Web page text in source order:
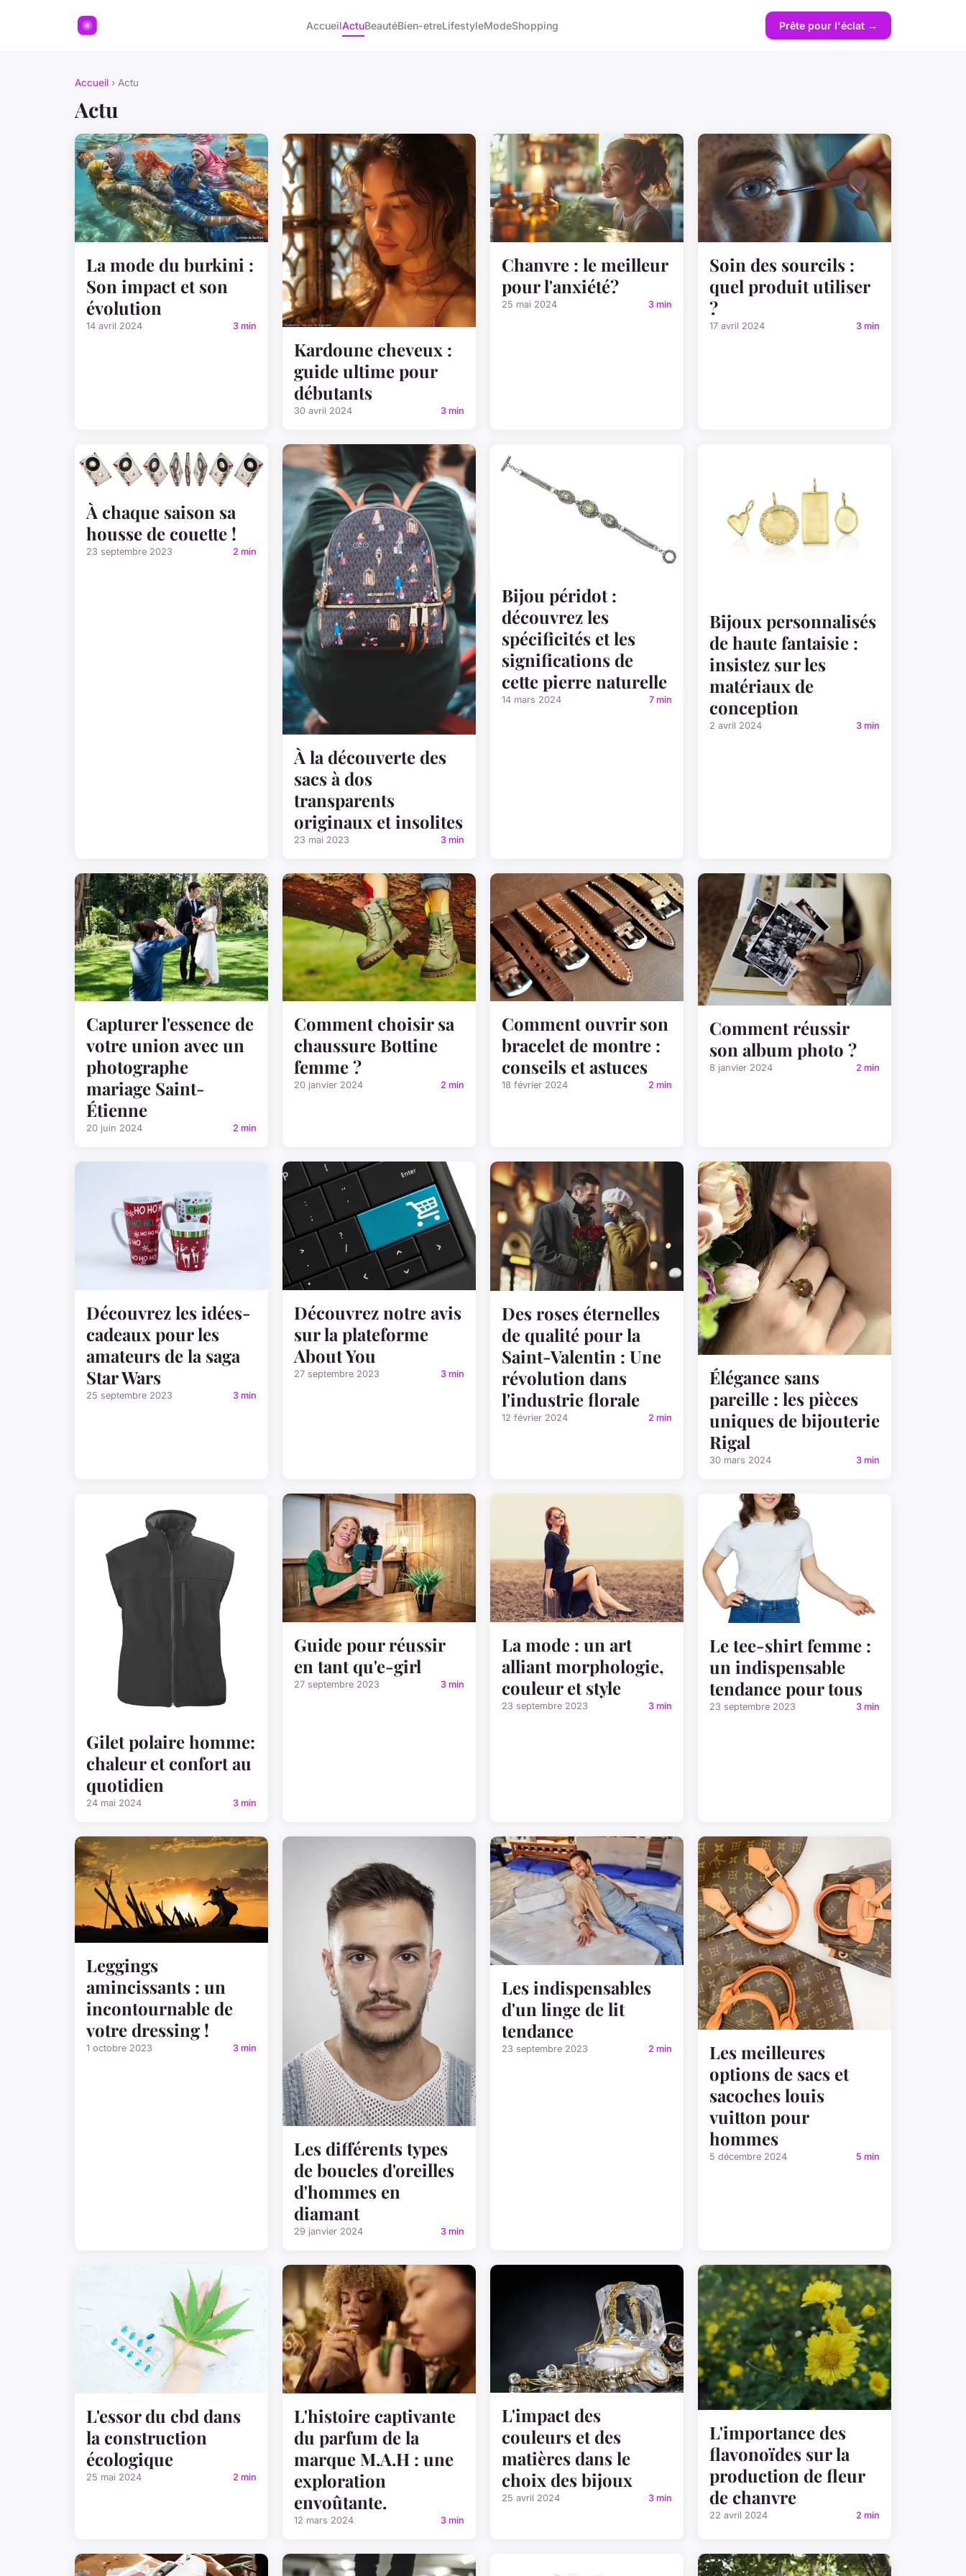
AccueilActuBeautéBien-etreLifestyleModeShopping Prête pour l'éclat →
Accueil › Actu
Actu
La mode du burkini :
Son impact et son
évolution
14 avril 2024 3 min
Kardoune cheveux :
guide ultime pour
débutants
30 avril 2024 3 min
Chanvre : le meilleur
pour l'anxiété?
25 mai 2024 3 min
Soin des sourcils :
quel produit utiliser
?
17 avril 2024 3 min
À chaque saison sa
housse de couette !
23 septembre 2023 2 min
À la découverte des
sacs à dos
transparents
originaux et insolites
23 mai 2023 3 min
Bijou péridot :
découvrez les
spécificités et les
significations de
cette pierre naturelle
14 mars 2024 7 min
Bijoux personnalisés
de haute fantaisie :
insistez sur les
matériaux de
conception
2 avril 2024 3 min
Capturer l'essence de
votre union avec un
photographe
mariage Saint-
Étienne
20 juin 2024 2 min
Comment choisir sa
chaussure Bottine
femme ?
20 janvier 2024 2 min
Comment ouvrir son
bracelet de montre :
conseils et astuces
18 février 2024 2 min
Comment réussir
son album photo ?
8 janvier 2024 2 min
Découvrez les idées-
cadeaux pour les
amateurs de la saga
Star Wars
25 septembre 2023 3 min
Découvrez notre avis
sur la plateforme
About You
27 septembre 2023 3 min
Des roses éternelles
de qualité pour la
Saint-Valentin : Une
révolution dans
l'industrie florale
12 février 2024 2 min
Élégance sans
pareille : les pièces
uniques de bijouterie
Rigal
30 mars 2024 3 min
Gilet polaire homme:
chaleur et confort au
quotidien
24 mai 2024 3 min
Guide pour réussir
en tant qu'e-girl
27 septembre 2023 3 min
La mode : un art
alliant morphologie,
couleur et style
23 septembre 2023 3 min
Le tee-shirt femme :
un indispensable
tendance pour tous
23 septembre 2023 3 min
Leggings
amincissants : un
incontournable de
votre dressing !
1 octobre 2023 3 min
Les différents types
de boucles d'oreilles
d'hommes en
diamant
29 janvier 2024 3 min
Les indispensables
d'un linge de lit
tendance
23 septembre 2023 2 min
Les meilleures
options de sacs et
sacoches louis
vuitton pour
hommes
5 décembre 2024 5 min
L'essor du cbd dans
la construction
écologique
25 mai 2024 2 min
L'histoire captivante
du parfum de la
marque M.A.H : une
exploration
envoûtante.
12 mars 2024 3 min
L'impact des
couleurs et des
matières dans le
choix des bijoux
25 avril 2024 3 min
L'importance des
flavonoïdes sur la
production de fleur
de chanvre
22 avril 2024 2 min